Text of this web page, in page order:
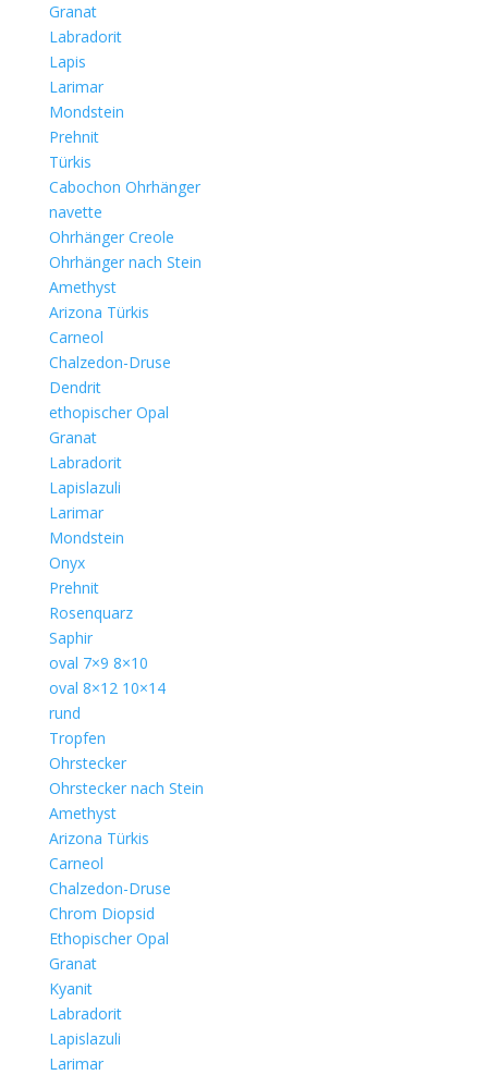
Granat
Labradorit
Lapis
Larimar
Mondstein
Prehnit
Türkis
Cabochon Ohrhänger
navette
Ohrhänger Creole
Ohrhänger nach Stein
Amethyst
Arizona Türkis
Carneol
Chalzedon-Druse
Dendrit
ethopischer Opal
Granat
Labradorit
Lapislazuli
Larimar
Mondstein
Onyx
Prehnit
Rosenquarz
Saphir
oval 7×9 8×10
oval 8×12 10×14
rund
Tropfen
Ohrstecker
Ohrstecker nach Stein
Amethyst
Arizona Türkis
Carneol
Chalzedon-Druse
Chrom Diopsid
Ethopischer Opal
Granat
Kyanit
Labradorit
Lapislazuli
Larimar